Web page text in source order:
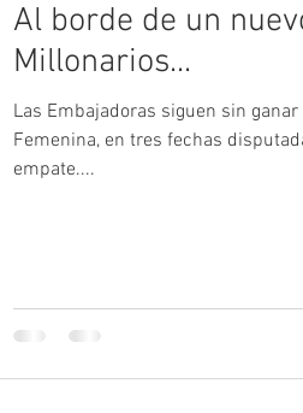
Al borde de un
Millonarios...
Las Embajadoras siguen sin
Femenina, en tres fechas
empate....